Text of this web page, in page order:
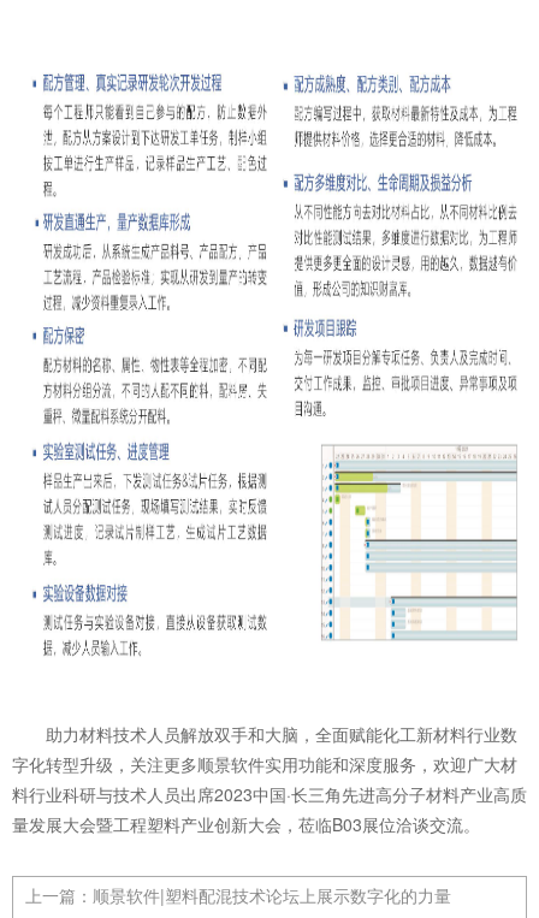
助力材料技术人员解放双手和大脑，全面赋能化工新材料行业数
字化转型升级，关注更多顺景软件实用功能和深度服务，欢迎广大材
料行业科研与技术人员出席2023中国·长三角先进高分子材料产业高质
量发展大会暨工程塑料产业创新大会，莅临B03展位洽谈交流。
上一篇： 顺景软件|塑料配混技术论坛上展示数字化的力量